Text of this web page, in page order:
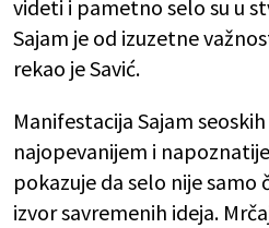
videti i pametno selo su u
Sajam je od izuzetne
rekao je Savić.
Manifestacija Sajam
najopevanijem i
pokazuje da selo nije samo
izvor savremenih ideja.